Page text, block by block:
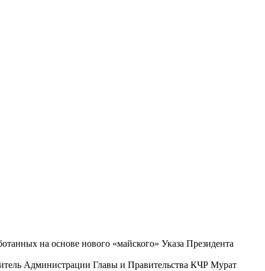
на основе нового «майского» Указа Президента
Администрации Главы и Правительства КЧР Мурат